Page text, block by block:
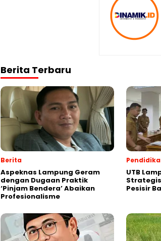
Berita Terbaru
Berita
Aspeknas Lampung Geram
dengan Dugaan Praktik
‘Pinjam Bendera’ Abaikan
Profesionalisme
UTB
Pesisir